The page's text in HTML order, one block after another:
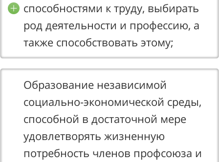
способностями к труду, выбирать
род деятельности и профессию, а
также способствовать этому;
Образование независимой
социально-экономической среды,
способной в достаточной мере
удовлетворять жизненную
потребность членов профсоюза и